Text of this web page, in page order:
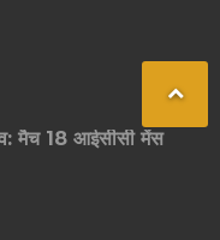
मैच 18 आईसीसी मेंस